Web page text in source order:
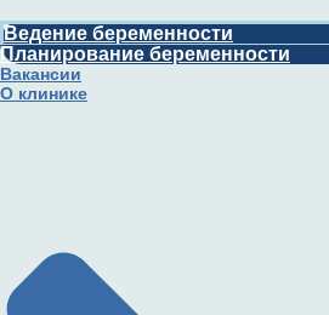
Ведение беременности
Планирование беременности
Вакансии
О клинике